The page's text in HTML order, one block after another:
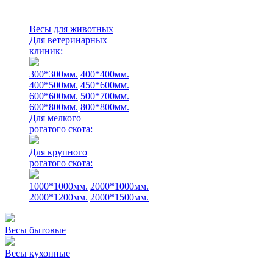
Весы для животных
Для ветеринарных
клиник:
300*300мм. 400*400мм.
400*500мм. 450*600мм.
600*600мм. 500*700мм.
600*800мм. 800*800мм.
Для мелкого
рогатого скота:
Для крупного
рогатого скота:
1000*1000мм. 2000*1000мм.
2000*1200мм. 2000*1500мм.
Весы бытовые
Весы кухонные